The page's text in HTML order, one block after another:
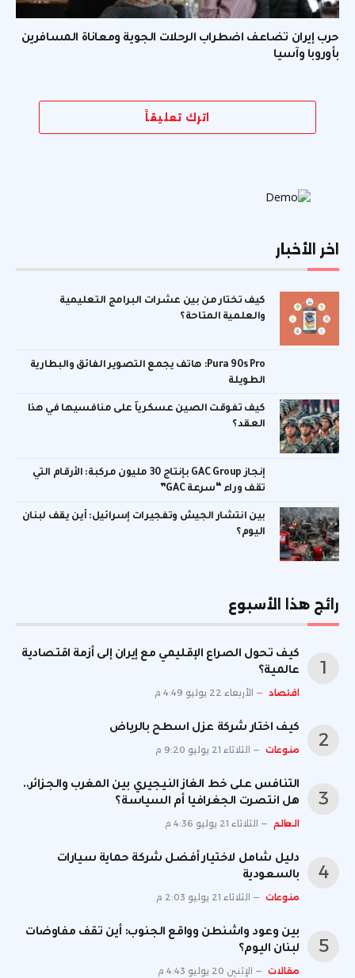
حرب إيران تضاعف اضطراب الرحلات الجوية ومعاناة المسافرين
بأوروبا وآسيا
اترك تعليقاً
اخر الأخبار
كيف تختار من بين عشرات البرامج التعليمية
والعلمية المتاحة؟
Pura 90s Pro: هاتف يجمع التصوير الفائق والبطارية
الطويلة
كيف تفوقت الصين عسكرياً على منافسيها في هذا
العقد؟
إنجاز GAC Group بإنتاج 30 مليون مركبة: الأرقام التي
تقف وراء “سرعة GAC”
بين انتشار الجيش وتفجيرات إسرائيل: أين يقف لبنان
اليوم؟
رائج هذا الأسبوع
كيف تحول الصراع الإقليمي مع إيران إلى أزمة اقتصادية
عالمية؟
اقتصاد الأربعاء 22 يوليو 4:49 م
كيف اختار شركة عزل اسطح بالرياض
منوعات الثلاثاء 21 يوليو 9:20 م
التنافس على خط الغاز النيجيري بين المغرب والجزائر..
هل انتصرت الجغرافيا أم السياسة؟
العالم الثلاثاء 21 يوليو 4:36 م
دليل شامل لاختيار أفضل شركة حماية سيارات
بالسعودية
منوعات الثلاثاء 21 يوليو 2:03 م
بين وعود واشنطن وواقع الجنوب: أين تقف مفاوضات
لبنان اليوم؟
مقالات الإثنين 20 يوليو 4:43 م